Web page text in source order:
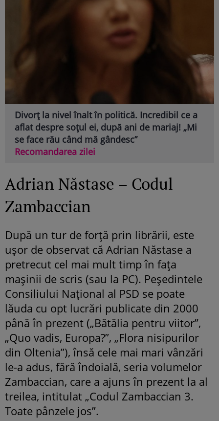
Divorț la nivel înalt în politică. Incredibil ce a
aflat despre soțul ei, după ani de mariaj! „Mi
se face rău când mă gândesc”
Recomandarea zilei
Adrian Năstase – Codul
Zambaccian
După un tur de forţă prin librării, este
uşor de observat că Adrian Năstase a
pretrecut cel mai mult timp în faţa
maşinii de scris (sau la PC). Peşedintele
Consiliului Naţional al PSD se poate
lăuda cu opt lucrări publicate din 2000
până în prezent („Bătălia pentru viitor”,
„Quo vadis, Europa?”, „Flora nisipurilor
din Oltenia”), însă cele mai mari vânzări
le-a adus, fără îndoială, seria volumelor
Zambaccian, care a ajuns în prezent la al
treilea, intitulat „Codul Zambaccian 3.
Toate pânzele jos”.